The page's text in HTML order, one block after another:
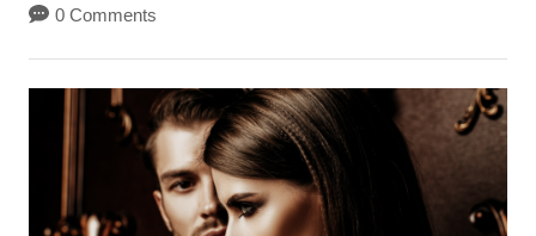
0 Comments